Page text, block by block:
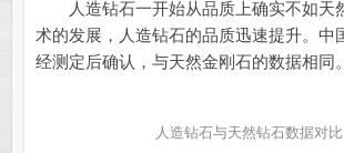
人造钻石一开始从品质上确实不如天
术的发展，人造钻石的品质迅速提升。中
经测定后确认，与天然金刚石的数据相同。
人造钻石与天然钻石数据对比